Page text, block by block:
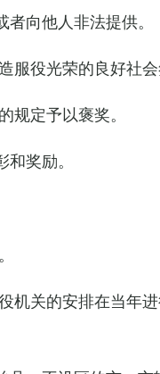
向他人非法提供。
役光荣的良好社会
定予以褒奖。
奖励。
机关的安排在当年